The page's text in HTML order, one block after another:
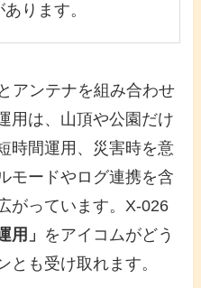
あります。
アンテナを組み合わせ
用は、山頂や公園だけ
時間運用、災害時を意
モードやログ連携を含
がっています。X-026
用」 をアイコムがどう
とも受け取れます。